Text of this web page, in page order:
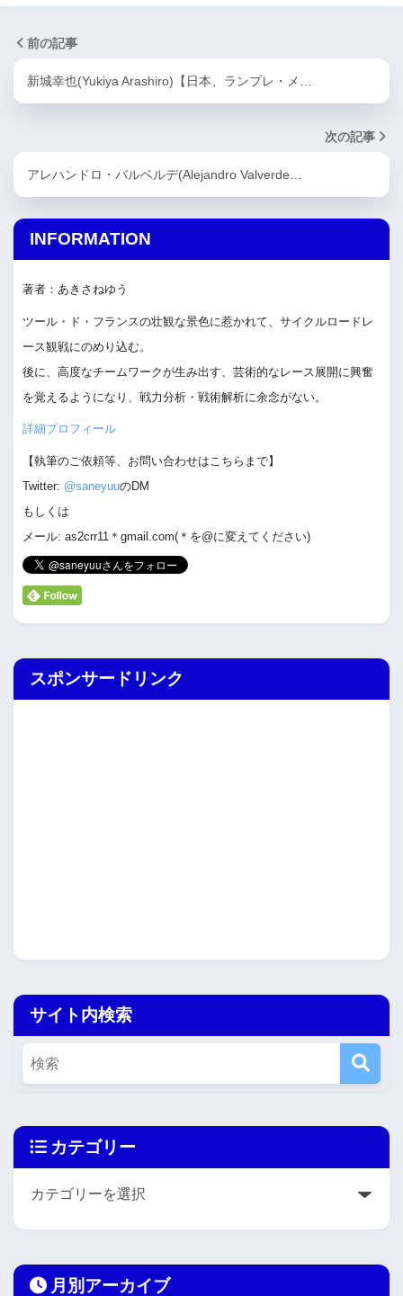
前の記事
新城幸也(Yukiya Arashiro)【日本、ランプレ・メ…
次の記事
アレハンドロ・バルベルデ(Alejandro Valverde…
INFORMATION
著者：あきさねゆう
ツール・ド・フランスの壮観な景色に惹かれて、サイクルロードレ
ース観戦にのめり込む。
後に、高度なチームワークが生み出す、芸術的なレース展開に興奮
を覚えるようになり、戦力分析・戦術解析に余念がない。
詳細プロフィール
【執筆のご依頼等、お問い合わせはこちらまで】
Twitter: @saneyuuのDM
もしくは
メール: as2crr11＊gmail.com(＊を@に変えてください)
スポンサードリンク
サイト内検索
カテゴリー
月別アーカイブ